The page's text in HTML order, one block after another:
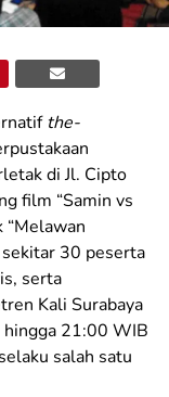
the-
di Jl. Cipto
film “Samin vs
“Melawan
sekitar 30 peserta
serta
Kali Surabaya
21:00 WIB
salah satu